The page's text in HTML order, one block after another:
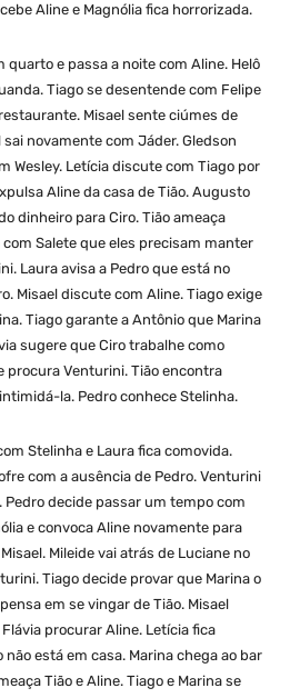
Aline e Magnólia fica horrorizada.
quarto e passa a noite com Aline. Helô
Tiago se desentende com Felipe
Misael sente ciúmes de
novamente com Jáder. Gledson
Wesley. Letícia discute com Tiago por
Aline da casa de Tião. Augusto
dinheiro para Ciro. Tião ameaça
Salete que eles precisam manter
Laura avisa a Pedro que está no
Misael discute com Aline. Tiago exige
Tiago garante a Antônio que Marina
sugere que Ciro trabalhe como
procura Venturini. Tião encontra
la. Pedro conhece Stelinha.
Stelinha e Laura fica comovida.
com a ausência de Pedro. Venturini
decide passar um tempo com
e convoca Aline novamente para
Mileide vai atrás de Luciane no
Tiago decide provar que Marina o
em se vingar de Tião. Misael
procurar Aline. Letícia fica
está em casa. Marina chega ao bar
Tião e Aline. Tiago e Marina se